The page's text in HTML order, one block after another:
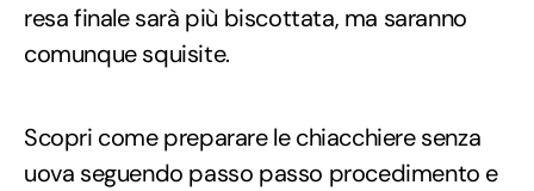
resa finale sarà più biscottata, ma saranno
comunque squisite.
Scopri come preparare le chiacchiere senza
uova seguendo passo passo procedimento e